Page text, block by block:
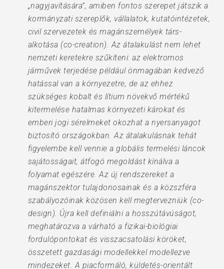
„nagyjavítására”, amiben fontos szerepet játszik a
kormányzati szereplők, vállalatok, kutatóintézetek,
civil szervezetek és magánszemélyek társ-
alkotása (co-creation). Az átalakulást nem lehet
nemzeti keretekre szűkíteni: az elektromos
járművek terjedése például önmagában kedvező
hatással van a környezetre, de az ehhez
szükséges kobalt és lítium növekvő mértékű
kitermelése hatalmas környezeti károkat és
emberi jogi sérelmeket okozhat a nyersanyagot
biztosító országokban. Az átalakulásnak tehát
figyelembe kell vennie a globális termelési láncok
sajátosságait, átfogó megoldást kínálva a
folyamat egészére. Az új rendszereket a
magánszektor tulajdonosainak és a közszféra
szabályozóinak közösen kell megtervezniük (co-
design). Újra kell definiálni a hosszútávúságot,
meghatározva a várható a fizikai-biológiai
fordulópontokat és visszacsatolási köröket,
összetett gazdasági modellekkel modellezve
mindezeket. A piacformáló, küldetés-orientált